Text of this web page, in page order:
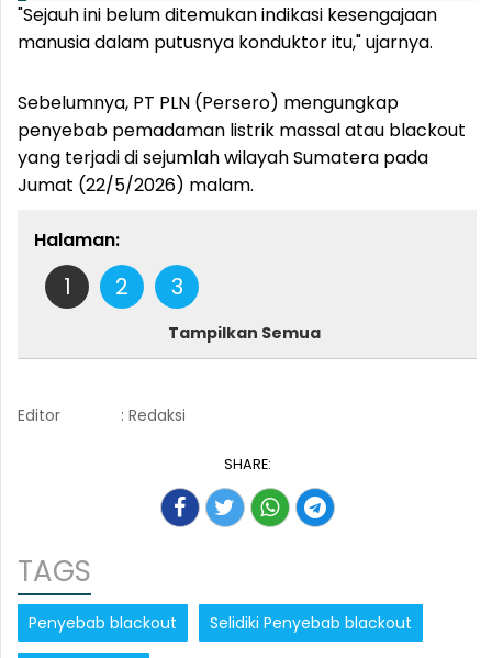
"Sejauh ini belum ditemukan indikasi kesengajaan
manusia dalam putusnya konduktor itu," ujarnya.
Sebelumnya, PT PLN (Persero) mengungkap
penyebab pemadaman listrik massal atau blackout
yang terjadi di sejumlah wilayah Sumatera pada
Jumat (22/5/2026) malam.
Halaman:
1 2 3
Tampilkan Semua
Editor : Redaksi
SHARE:
TAGS
Penyebab blackout Selidiki Penyebab blackout